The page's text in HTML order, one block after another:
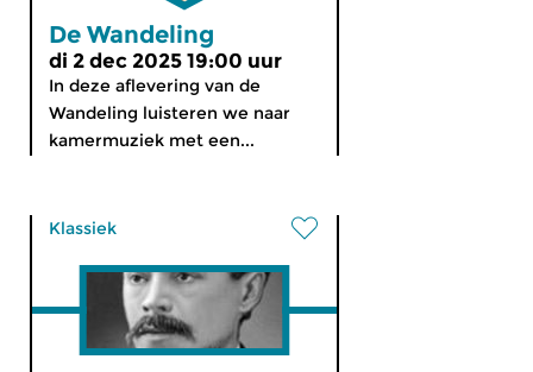
De Wandeling
di 2 dec 2025 19:00 uur
In deze aflevering van de
Wandeling luisteren we naar
kamermuziek met een...
Klassiek